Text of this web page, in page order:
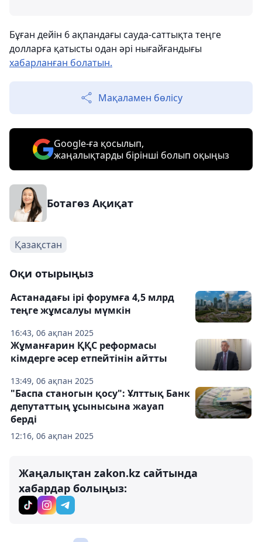
Бұған дейін 6 ақпандағы сауда-саттықта теңге
долларға қатысты одан әрі нығайғандығы
хабарланған болатын.
Мақаламен бөлісу
Google-ға қосылып,
жаңалықтарды бірінші болып оқыңыз
Ботагөз Ақиқат
Қазақстан
Оқи отырыңыз
16:43, 06 ақпан 2025
Астанадағы ірі форумға 4,5 млрд
теңге жұмсалуы мүмкін
13:49, 06 ақпан 2025
Жұманғарин ҚҚС реформасы
кімдерге әсер етпейтінін айтты
12:16, 06 ақпан 2025
"Баспа станогын қосу": Ұлттық Банк
депутаттың ұсынысына жауап
берді
Жаңалықтан zakon.kz сайтында
хабардар болыңыз: